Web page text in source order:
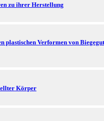
zu ihrer Herstellung
plastischen Verformen von
Körper